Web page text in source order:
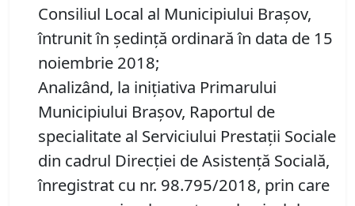
Consiliul Local al Municipiului Braşov,
întrunit în şedinţă ordinară în data de 15
noiembrie 2018;
Analizând, la iniţiativa Primarului
Municipiului Braşov, Raportul de
specialitate al Serviciului Prestaţii Sociale
din cadrul Direcţiei de Asistenţă Socială,
înregistrat cu nr. 98.795/2018, prin care